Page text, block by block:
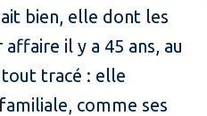
bien, elle dont les
il y a 45 ans, au
tout tracé : elle
comme ses